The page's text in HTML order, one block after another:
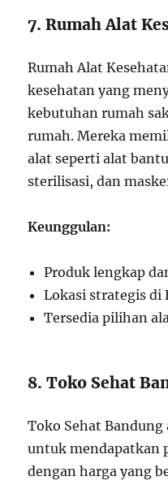
7. Rumah Alat
Rumah Alat
kesehatan yang
kebutuhan rumah
rumah. Mereka
alat seperti alat
sterilisasi, dan
Keunggulan:
Produk lengkap
Lokasi strategis di
Tersedia pilihan
8. Toko Sehat
Toko Sehat
untuk mendapatkan
dengan harga yang